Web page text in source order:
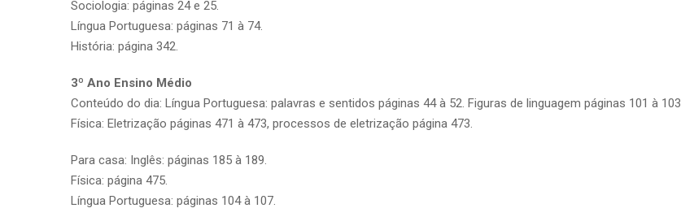
Sociologia: páginas 24 e 25.
Língua Portuguesa: páginas 71 à 74.
História: página 342.
3º Ano Ensino Médio
Conteúdo do dia: Língua Portuguesa: palavras e sentidos páginas 44 à 52. Figuras de linguagem páginas 101 à 103.
Física: Eletrização páginas 471 à 473, processos de eletrização página 473.
Para casa: Inglês: páginas 185 à 189.
Física: página 475.
Língua Portuguesa: páginas 104 à 107.